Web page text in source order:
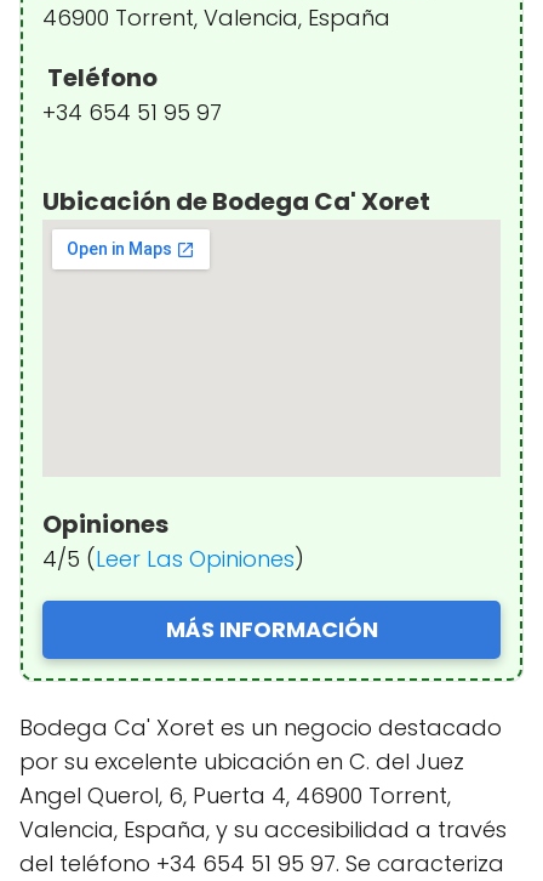
46900 Torrent, Valencia, España
Teléfono
+34 654 51 95 97
Ubicación de Bodega Ca' Xoret
Opiniones
4/5 (Leer Las Opiniones)
MÁS INFORMACIÓN
Bodega Ca' Xoret es un negocio destacado
por su excelente ubicación en C. del Juez
Angel Querol, 6, Puerta 4, 46900 Torrent,
Valencia, España, y su accesibilidad a través
del teléfono +34 654 51 95 97. Se caracteriza